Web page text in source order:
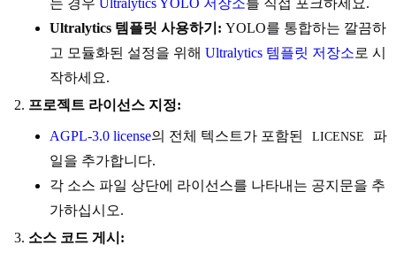
Ultralytics 템플릿 사용하기: YOLO를 통합하는 깔끔하
고 모듈화된 설정을 위해 Ultralytics 템플릿 저장소로 시
작하세요.
프로젝트 라이선스 지정:
AGPL-3.0 license의 전체 텍스트가 포함된 LICENSE
파
일을 추가합니다.
각 소스 파일 상단에 라이선스를 나타내는 공지문을 추
가하십시오.
소스 코드 게시: